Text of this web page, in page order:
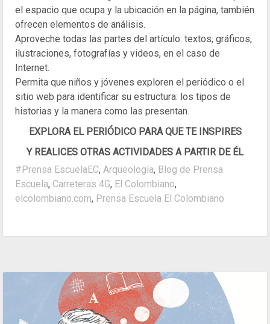
el espacio que ocupa y la ubicación en la página, también
ofrecen elementos de análisis.
Aproveche todas las partes del artículo: textos, gráficos,
ilustraciones, fotografías y videos, en el caso de
Internet.
Permita que niños y jóvenes exploren el periódico o el
sitio web para identificar su estructura: los tipos de
historias y la manera como las presentan.
EXPLORA EL PERIÓDICO PARA QUE TE INSPIRES
Y REALICES OTRAS ACTIVIDADES A PARTIR DE ÉL
#Prensa EscuelaEC, Arqueología, Blog de Prensa
Escuela, Carreteras 4G, El Colombiano,
elcolombiano.com, Prensa Escuela El Colombiano